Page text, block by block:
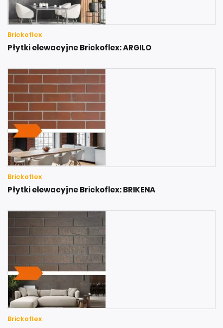
Brickoflex
Płytki elewacyjne Brickoflex: ARGILO
Brickoflex
Płytki elewacyjne Brickoflex: BRIKENA
Brickoflex